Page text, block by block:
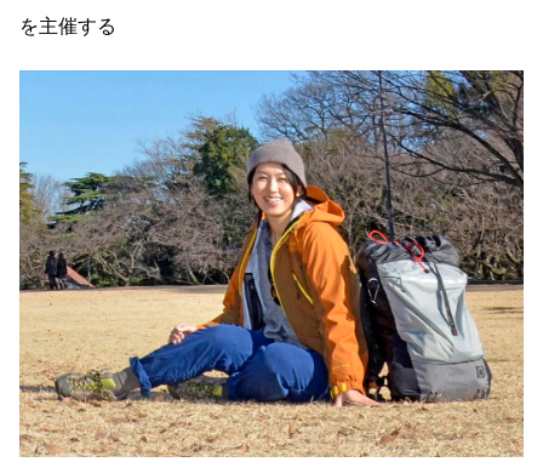
を主催する